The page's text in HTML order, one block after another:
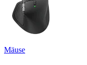
Mäuse